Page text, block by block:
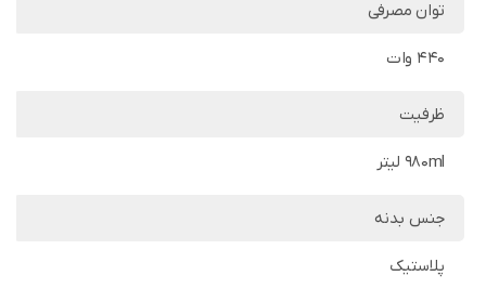
توان مصرفی
440 وات
ظرفیت
980ml لیتر
جنس بدنه
پلاستیک